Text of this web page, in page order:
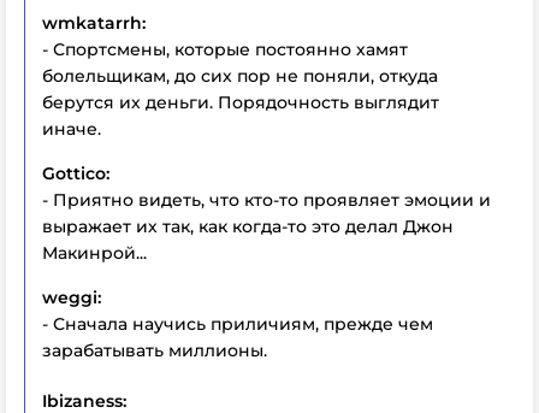
wmkatarrh:
- Спортсмены, которые постоянно хамят
болельщикам, до сих пор не поняли, откуда
берутся их деньги. Порядочность выглядит
иначе.
Gottico:
- Приятно видеть, что кто-то проявляет эмоции и
выражает их так, как когда-то это делал Джон
Макинрой...
weggi:
- Сначала научись приличиям, прежде чем
зарабатывать миллионы.
Ibizaness: